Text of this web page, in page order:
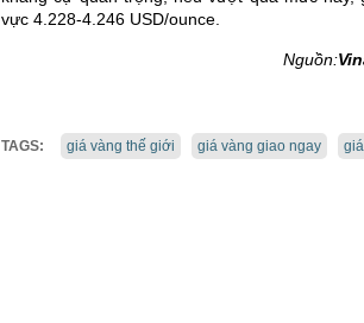
vực 4.228-4.246 USD/ounce.
Nguồn:
TAGS: giá vàng thế giới giá vàng giao ngay